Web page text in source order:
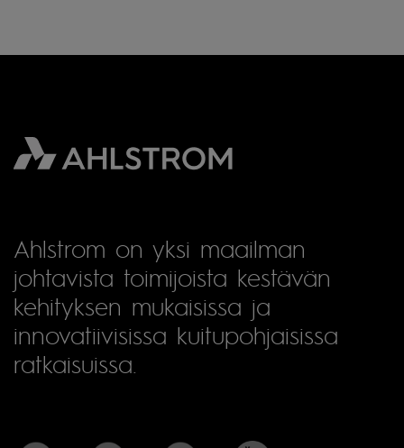
Ahlstrom on yksi maailman
johtavista toimijoista kestävän
kehityksen mukaisissa ja
innovatiivisissa kuitupohjaisissa
ratkaisuissa.